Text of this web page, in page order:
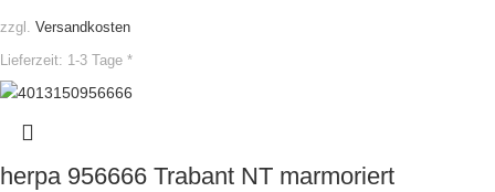
zzgl. Versandkosten
Lieferzeit: 1-3 Tage *
herpa 956666 Trabant NT marmoriert